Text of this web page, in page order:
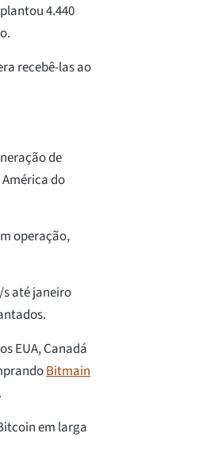
4.440
recebê-las ao
de
do
operação,
s até janeiro
EUA, Canadá
Bitmain
em larga